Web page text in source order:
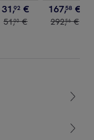
31,92 €
51,00 €
167,58 €
292,56 €